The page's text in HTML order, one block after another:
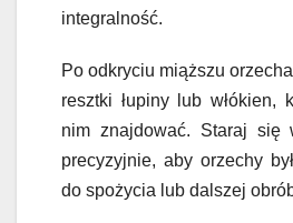
integralność.
Po odkryciu miąższu
resztki łupiny lub włókien,
nim znajdować. Staraj się
precyzyjnie, aby orzechy
do spożycia lub dalszej